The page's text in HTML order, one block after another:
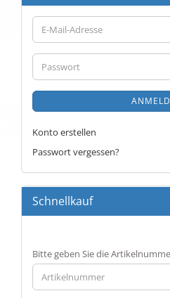
E-
Mail-
Adresse
Passwort
Konto erstellen
Passwort vergessen?
Schnellkauf
BITTE
GEBEN
SIE
DIE
Bitte geben Sie die